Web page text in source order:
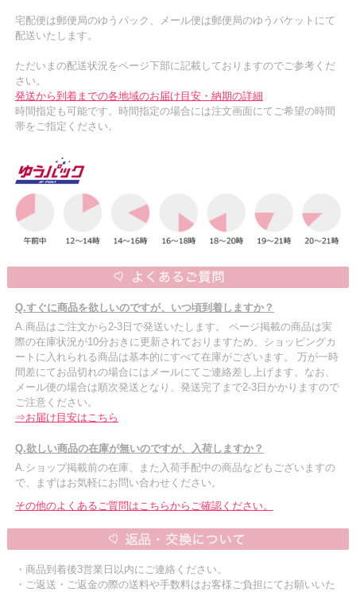
宅配便は郵便局のゆうパック、メール便は郵便局のゆうパケットにて
配送いたします。
ただいまの配送状況をページ下部に記載しておりますのでご参考くだ
さい。
発送から到着までの各地域のお届け目安・納期の詳細
時間指定も可能です。時間指定の場合には注文画面にてご希望の時間
帯をご指定ください。
Q.すぐに商品を欲しいのですが、いつ頃到着しますか？
A.商品はご注文から2-3日で発送いたします。 ページ掲載の商品は実
際の在庫状況が10分おきに更新されておりますため、ショッピングカ
ートに入れられる商品は基本的にすべて在庫がございます。 万が一時
間差にてお品切れの場合にはメールにてご連絡差し上げます。なお、
メール便の場合は順次発送となり、発送完了まで2-3日かかりますので
ご注意ください。
⇒お届け目安はこちら
Q.欲しい商品の在庫が無いのですが、入荷しますか？
A.ショップ掲載前の在庫、また入荷手配中の商品などもございますの
で、まずはお気軽にお問い合わせください。
その他のよくあるご質問はこちらからご確認ください。
・商品到着後3営業日以内にご連絡ください。
・ご返送・ご返金の際の送料や手数料はお客様ご負担にてお願いいた